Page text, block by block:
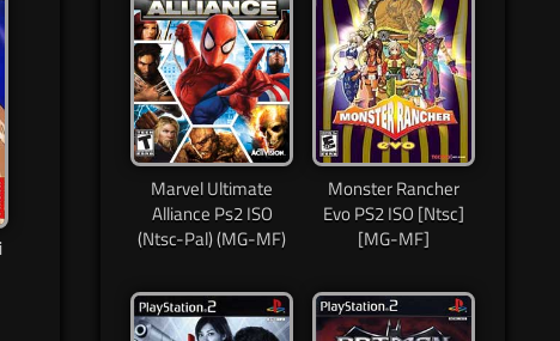
Marvel Ultimate
Alliance Ps2 ISO
(Ntsc-Pal) (MG-MF)
Monster Rancher
Evo PS2 ISO [Ntsc]
[MG-MF]